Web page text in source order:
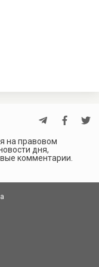
на правовом
дня,
комментарии.